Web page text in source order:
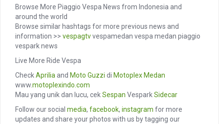
Browse More Piaggio Vespa News from Indonesia and
around the world
Browse similar hashtags for more previous news and
information >> vespagtvvespamedan vespa medan piaggio
vespark news
Live More Ride Vespa
CheckApriliaand Moto Guzzi di Motoplex Medan
www.motoplexindo.com
Mau yang unik dan lucu, cekSespan VesparkSidecar
Follow our social media, facebook, instagram for more
updates and share your photos with us by tagging our